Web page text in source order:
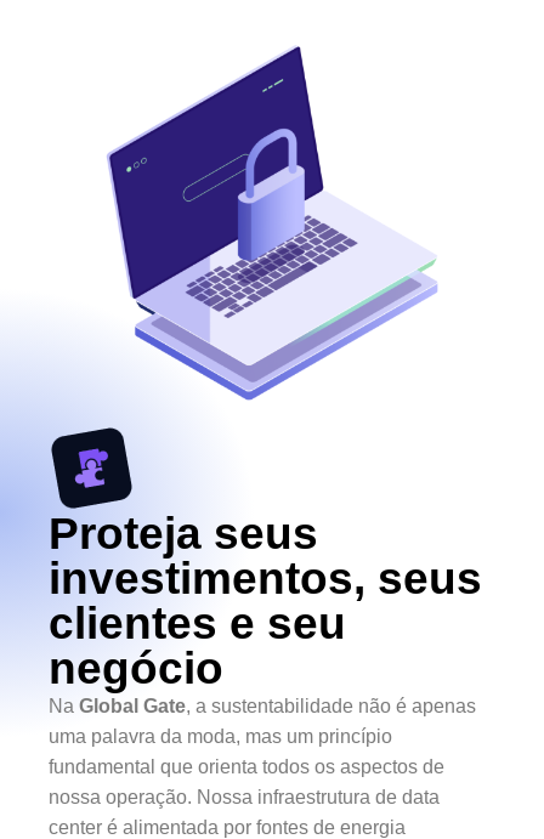
Proteja seus
investimentos, seus
clientes e seu
negócio
Na Global Gate, a sustentabilidade não é apenas
uma palavra da moda, mas um princípio
fundamental que orienta todos os aspectos de
nossa operação. Nossa infraestrutura de data
center é alimentada por fontes de energia